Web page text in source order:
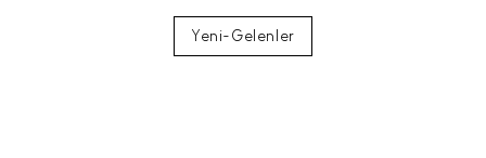
Yeni-Gelenler